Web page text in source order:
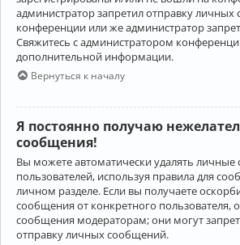
администратор запретил отправку
конференции или же администратор
Свяжитесь с администратором
дополнительной информации.
Вернуться к началу
Я постоянно получаю
сообщения!
Вы можете автоматически удалять
пользователей, используя правила для
личном разделе. Если вы получаете
сообщения от конкретного пользователя,
сообщения модераторам; они могут
отправку личных сообщений.